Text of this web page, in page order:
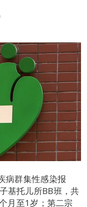
病群集性感染报
基托儿所BB班，共
月至1岁；第二宗